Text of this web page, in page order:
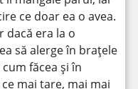
ce doar ea o avea.
dacă era la o
să alerge în brațele
cum făcea și în
mai tare, mai mai